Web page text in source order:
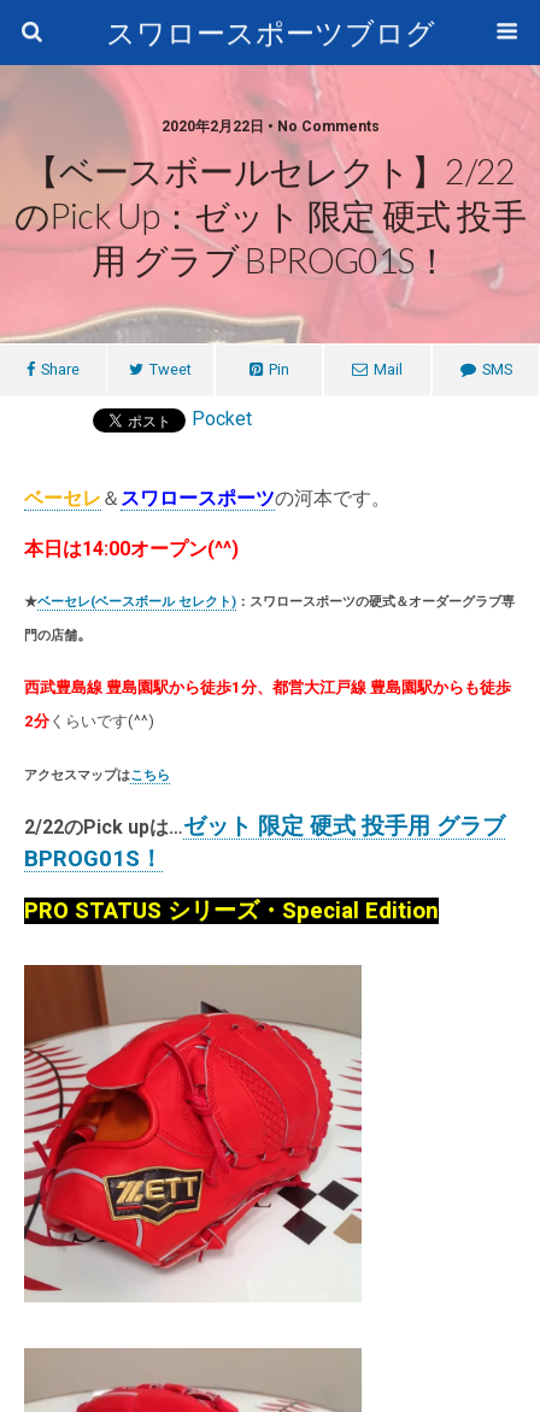
スワロースポーツブログ
2020年2月22日 • No Comments
【ベースボールセレクト】2/22
のPick Up：ゼット 限定 硬式 投手
用 グラブ BPROG01S！
Share Tweet Pin Mail SMS
Pocket
ベーセレ ＆ スワロースポーツの河本です。
本日は14:00オープン(^^)
★ベーセレ(ベースボール セレクト) ：スワロースポーツの硬式＆オーダーグラブ専
門の店舗。
西武豊島線 豊島園駅から徒歩1分、都営大江戸線 豊島園駅からも徒歩
2分くらいです(^^)
アクセスマップはこちら
2/22のPick upは…ゼット 限定 硬式 投手用 グラブ
BPROG01S！
PRO STATUS シリーズ・ Special Edition